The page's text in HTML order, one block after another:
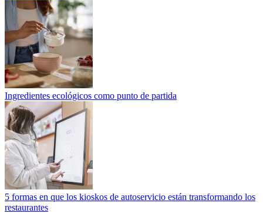
Ingredientes ecológicos como punto de partida
5 formas en que los kioskos de autoservicio están transformando los
restaurantes